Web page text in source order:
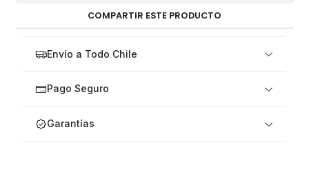
COMPARTIR ESTE PRODUCTO
Envío a Todo Chile
Pago Seguro
Garantías